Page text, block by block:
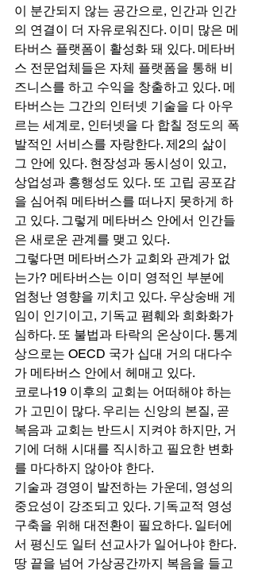
이 분간되지 않는 공간으로, 인간과 인간
의 연결이 더 자유로워진다. 이미 많은 메
타버스 플랫폼이 활성화 돼 있다. 메타버
스 전문업체들은 자체 플랫폼을 통해 비
즈니스를 하고 수익을 창출하고 있다. 메
타버스는 그간의 인터넷 기술을 다 아우
르는 세계로, 인터넷을 다 합칠 정도의 폭
발적인 서비스를 자랑한다. 제2의 삶이
그 안에 있다. 현장성과 동시성이 있고,
상업성과 흥행성도 있다. 또 고립 공포감
을 심어줘 메타버스를 떠나지 못하게 하
고 있다. 그렇게 메타버스 안에서 인간들
은 새로운 관계를 맺고 있다.
그렇다면 메타버스가 교회와 관계가 없
는가? 메타버스는 이미 영적인 부분에
엄청난 영향을 끼치고 있다. 우상숭배 게
임이 인기이고, 기독교 폄훼와 희화화가
심하다. 또 불법과 타락의 온상이다. 통계
상으로는 OECD 국가 십대 거의 대다수
가 메타버스 안에서 헤매고 있다.
코로나19 이후의 교회는 어떠해야 하는
가 고민이 많다. 우리는 신앙의 본질, 곧
복음과 교회는 반드시 지켜야 하지만, 거
기에 더해 시대를 직시하고 필요한 변화
를 마다하지 않아야 한다.
기술과 경영이 발전하는 가운데, 영성의
중요성이 강조되고 있다. 기독교적 영성
구축을 위해 대전환이 필요하다. 일터에
서 평신도 일터 선교사가 일어나야 한다.
땅 끝을 넘어 가상공간까지 복음을 들고